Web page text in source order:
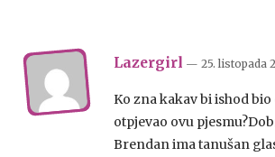
Lazergirl — 25. listopada
Ko zna kakav bi ishod
otpjevao ovu
Brendan ima tanušan